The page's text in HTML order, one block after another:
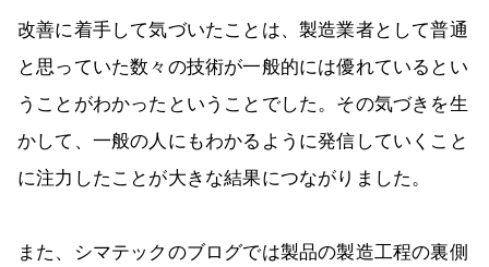
改善に着手して気づいたことは、製造業者として普通
と思っていた数々の技術が一般的には優れているとい
うことがわかったということでした。その気づきを生
かして、一般の人にもわかるように発信していくこと
に注力したことが大きな結果につながりました。
また、シマテックのブログでは製品の製造工程の裏側